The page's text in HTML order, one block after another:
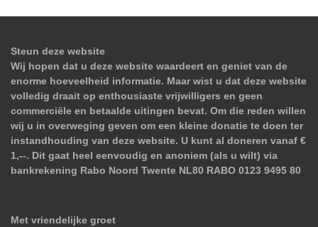
Steun deze website
Wij hopen dat u deze website waardeert en geniet van de
enorme hoeveelheid informatie. Maar wist u dat deze website
volledig draait op enthousiaste vrijwilligers en geen
commerciële en betaalde uitingen bevat. Om die reden willen
wij u in overweging geven om een kleine donatie te doen ter
instandhouding van deze website. U kunt al doneren vanaf €
1,--. Dit gaat heel eenvoudig en anoniem (als u wilt) via
bankrekening Rabo Noord Twente NL80 RABO 0123 9495 80
Met vriendelijke groet